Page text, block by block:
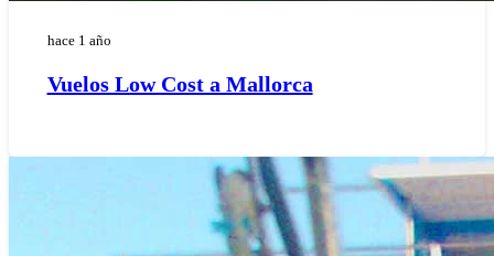
hace 1 año
Vuelos Low Cost a Mallorca